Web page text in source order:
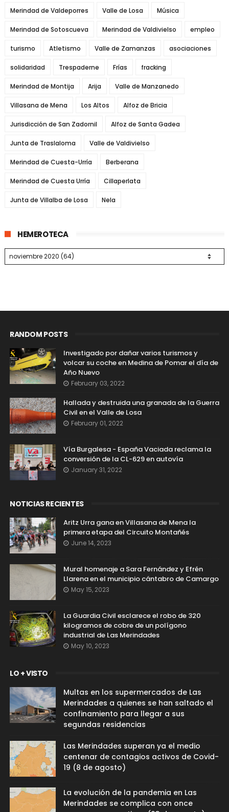
Merindad de Valdeporres Valle de Losa Música
Merindad de Sotoscueva Merindad de Valdivielso empleo
turismo Atletismo Valle de Zamanzas asociaciones
solidaridad Trespaderne Frías fracking
Merindad de Montija Arija Valle de Manzanedo
Villasana de Mena Los Altos Alfoz de Bricia
Jurisdicción de San Zadornil Alfoz de Santa Gadea
Junta de Traslaloma Valle de Valdivielso
Merindad de Cuesta-Urría Berberana
Merindad de Cuesta Urría Cillaperlata
Junta de Villalba de Losa Nela
HEMEROTECA
RANDOM POSTS
Investigado por dañar varios turismos y
volcar su coche en Medina de Pomar el día de
Año Nuevo
February 03, 2022
Hallada y destruida una granada de la Guerra
Civil en el Valle de Losa
February 01, 2022
Vía Burgalesa - España Vaciada reclama la
conversión de la CL-629 en autovía
January 31, 2022
NOTICIAS RECIENTES
Aritz Urra gana en Villasana de Mena la
primera etapa del Circuito Montañés
June 14, 2023
Mural homenaje a Sara Fernández y Efrén
Llarena en el municipio cántabro de Camargo
May 15, 2023
La Guardia Civil esclarece el robo de 320
kilogramos de cobre de un polígono
industrial de Las Merindades
May 10, 2023
LO + VISTO
Multas en los supermercados de Las
Merindades a quienes se han saltado el
confinamiento para llegar a sus
segundas residencias
Las Merindades superan ya el medio
centenar de contagios activos de Covid-
19 (8 de agosto)
La evolución de la pandemia en Las
Merindades se complica con once